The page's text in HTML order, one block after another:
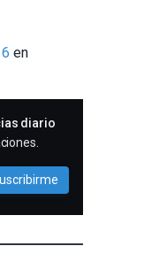
en
diario